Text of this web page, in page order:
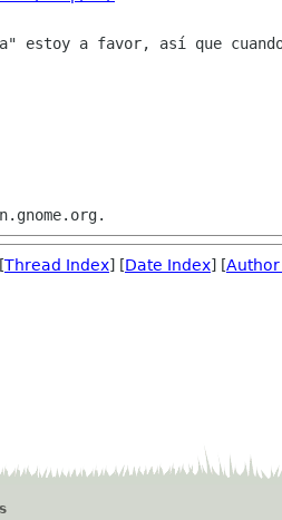
estoy a favor, así que
Thread Index] [Date Index] [